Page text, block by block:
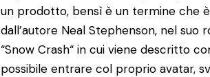
un prodotto, bensì è un termine che
dall’autore Neal Stephenson, nel
“Snow Crash“ in cui viene descritto
possibile entrare col proprio avatar,